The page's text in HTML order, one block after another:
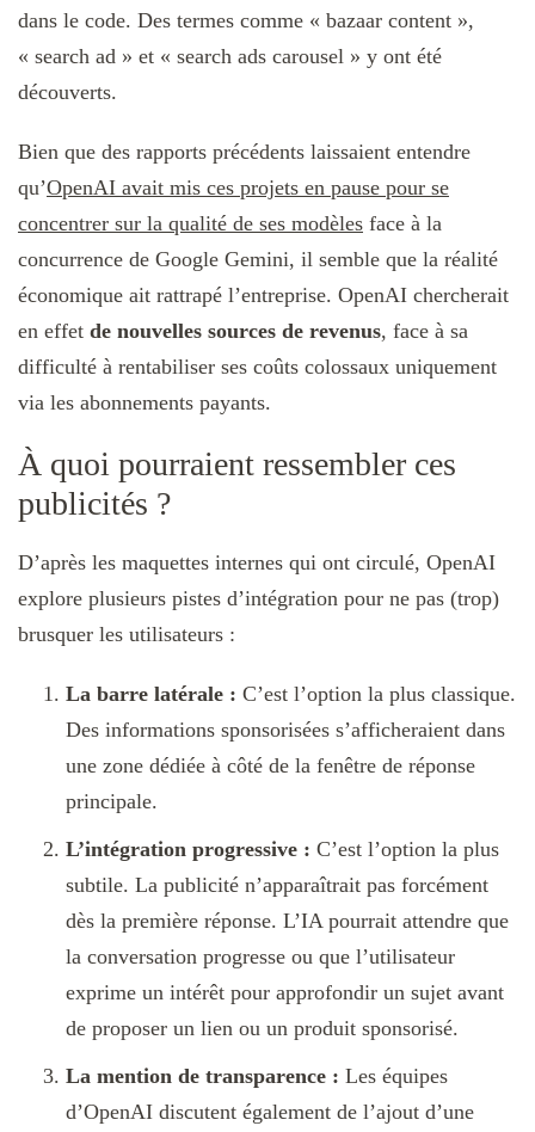
dans le code. Des termes comme « bazaar content »,
« search ad » et « search ads carousel » y ont été
découverts.
Bien que des rapports précédents laissaient entendre
qu’OpenAI avait mis ces projets en pause pour se
concentrer sur la qualité de ses modèles face à la
concurrence de Google Gemini, il semble que la réalité
économique ait rattrapé l’entreprise. OpenAI chercherait
en effet de nouvelles sources de revenus, face à sa
difficulté à rentabiliser ses coûts colossaux uniquement
via les abonnements payants.
À quoi pourraient ressembler ces
publicités ?
D’après les maquettes internes qui ont circulé, OpenAI
explore plusieurs pistes d’intégration pour ne pas (trop)
brusquer les utilisateurs :
La barre latérale : C’est l’option la plus classique.
Des informations sponsorisées s’afficheraient dans
une zone dédiée à côté de la fenêtre de réponse
principale.
L’intégration progressive : C’est l’option la plus
subtile. La publicité n’apparaîtrait pas forcément
dès la première réponse. L’IA pourrait attendre que
la conversation progresse ou que l’utilisateur
exprime un intérêt pour approfondir un sujet avant
de proposer un lien ou un produit sponsorisé.
La mention de transparence : Les équipes
d’OpenAI discutent également de l’ajout d’une